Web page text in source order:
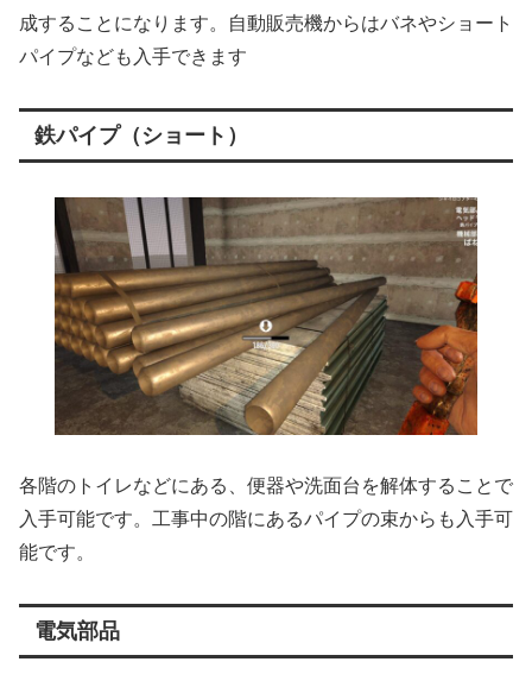
成することになります。自動販売機からはバネやショート
パイプなども入手できます
鉄パイプ（ショート）
各階のトイレなどにある、便器や洗面台を解体することで
入手可能です。工事中の階にあるパイプの束からも入手可
能です。
電気部品